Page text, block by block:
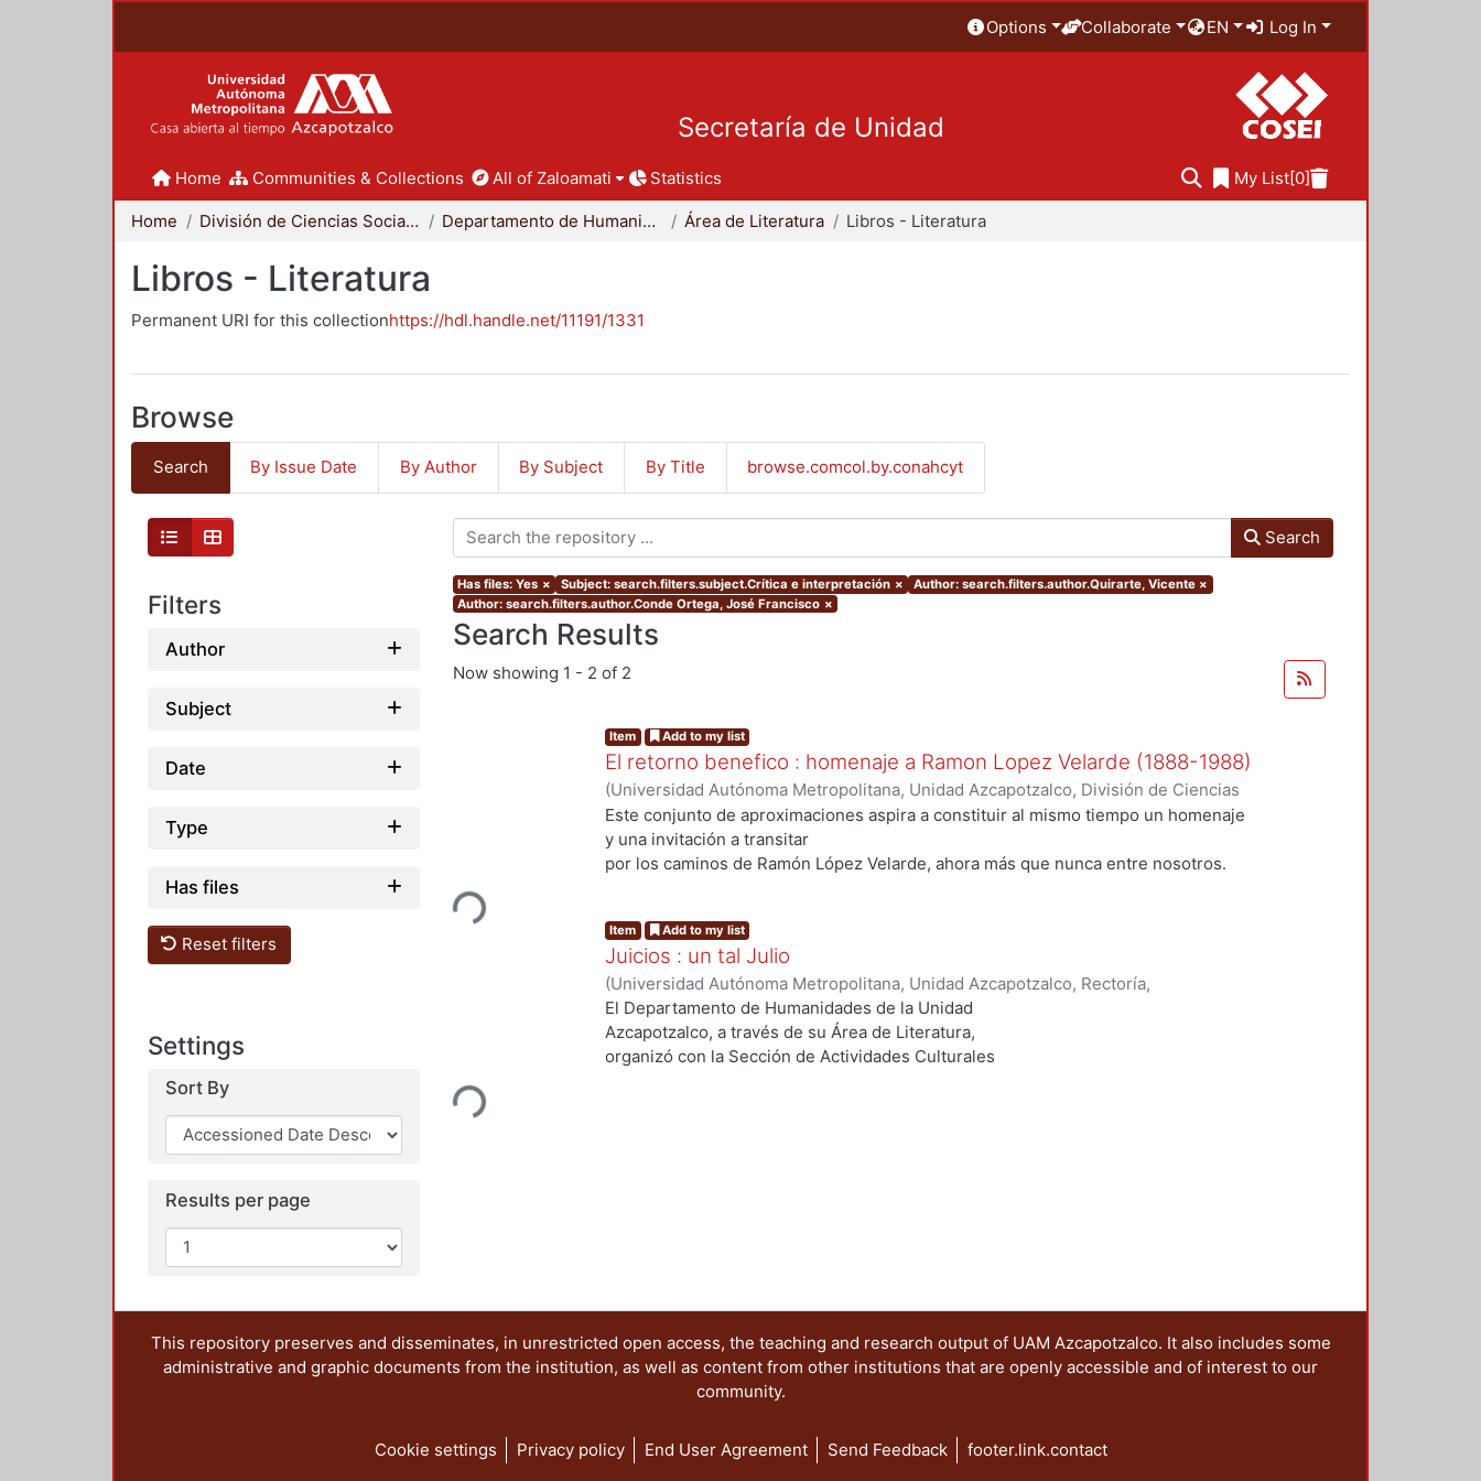
Options Collaborate EN Log In
Secretaría de Unidad
Home Communities & Collections All of Zaloamati Statistics My List[0]
Home División de Ciencias Sociales y Humanidades Departamento de Humanidades Área de Literatura Libros - Literatura
Libros - Literatura
Permanent URI for this collectionhttps://hdl.handle.net/11191/1331
Browse
Search By Issue Date By Author By Subject By Title browse.comcol.by.conahcyt
Filters
Author
Subject
Date
Type
Has files
Reset filters
Settings
Sort By
Results per page
Search
Has files: Yes × Subject: search.filters.subject.Crítica e interpretación × Author: search.filters.author.Quirarte, Vicente ×
Author: search.filters.author.Conde Ortega, José Francisco ×
Search Results
Now showing 1 - 2 of 2
Loading...
Item Add to my list
El retorno benefico : homenaje a Ramon Lopez Velarde (1888-1988)
(Universidad Autónoma Metropolitana, Unidad Azcapotzalco, División de Ciencias
Sociales y Humanidades, Departamento de Humanidades, Área de Literatura,1988
Quirarte, Vicente;Conde Ortega, José Francisco
Leyva, Edelmira;Alegría de la Colina, Margarita;Salazar Muro, Severino;Morales,
Este conjunto de aproximaciones aspira a constituir al mismo tiempo un homenaje
y una invitación a transitar
por los caminos de Ramón López Velarde, ahora más que nunca entre nosotros.
Loading...
Item Add to my list
Juicios : un tal Julio
(Universidad Autónoma Metropolitana, Unidad Azcapotzalco, Rectoría,
Coordinación de Extensión Universitaria ,1985)
Rivas Iturralde, Vladimiro; López Aguilar, Enrique
Edelmira
El Departamento de Humanidades de la Unidad
Azcapotzalco, a través de su Área de Literatura,
organizó con la Sección de Actividades Culturales
This repository preserves and disseminates, in unrestricted open access, the teaching and research output of UAM Azcapotzalco. It also includes some
administrative and graphic documents from the institution, as well as content from other institutions that are openly accessible and of interest to our
community.
Cookie settings Privacy policy End User Agreement Send Feedback footer.link.contact